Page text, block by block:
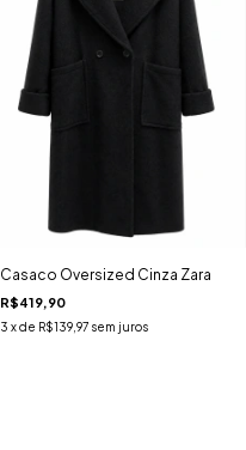
Casaco Oversized Cinza Zara
R$419,90
3 x de R$139,97 sem juros